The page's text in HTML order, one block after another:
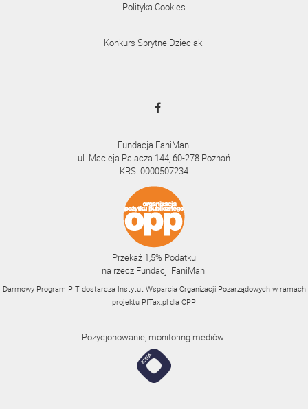
Polityka Cookies
Konkurs Sprytne Dzieciaki
Fundacja FaniMani
ul. Macieja Palacza 144, 60-278 Poznań
KRS: 0000507234
Przekaż 1,5% Podatku
na rzecz Fundacji FaniMani
Darmowy Program PIT dostarcza Instytut Wsparcia Organizacji Pozarządowych w ramach
projektu PITax.pl dla OPP
Pozycjonowanie, monitoring mediów: